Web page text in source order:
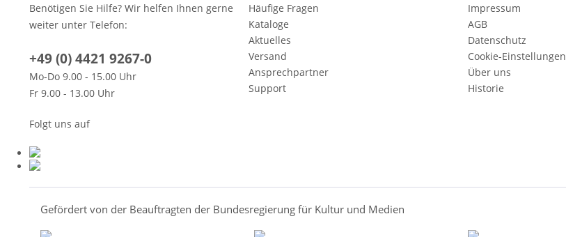
Benötigen Sie Hilfe? Wir helfen Ihnen gerne
weiter unter Telefon:
+49 (0) 4421 9267-0
Mo-Do 9.00 - 15.00 Uhr
Fr 9.00 - 13.00 Uhr
Folgt uns auf
Häufige Fragen
Kataloge
Aktuelles
Versand
Ansprechpartner
Support
Impressum
AGB
Datenschutz
Cookie-Einstellungen
Über uns
Historie
Gefördert von der Beauftragten der Bundesregierung für Kultur und Medien